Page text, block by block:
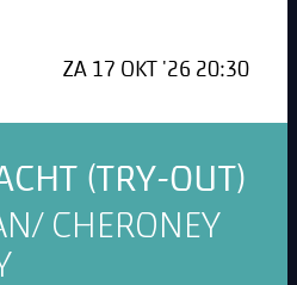
ZA 17 OKT '26 20:30
(TRY-OUT)
CHERONEY